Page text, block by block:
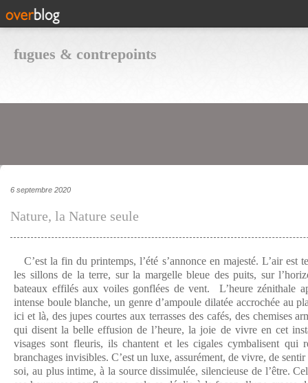
fugues & contrepoints
6 septembre 2020
Nature, la Nature seule
C’est la fin du printemps, l’été s’annonce en majesté. L’air est
les sillons de la terre, sur la margelle bleue des puits, sur
bateaux effilés aux voiles gonflées de vent. L’heure zénithale
intense boule blanche, un genre d’ampoule dilatée accrochée au
ici et là, des jupes courtes aux terrasses des cafés, des chemises
qui disent la belle effusion de l’heure, la joie de vivre en cet
visages sont fleuris, ils chantent et les cigales cymbalisent qui
branchages invisibles. C’est un luxe, assurément, de vivre, de
soi, au plus intime, à la source dissimulée, silencieuse de l’être.